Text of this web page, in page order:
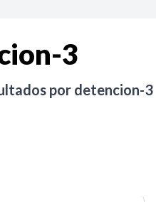
3
por detencion-3